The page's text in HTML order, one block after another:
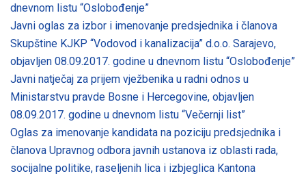
dnevnom listu “Oslobođenje”
Javni oglas za izbor i imenovanje predsjednika i članova
Skupštine KJKP “Vodovod i kanalizacija” d.o.o. Sarajevo,
objavljen 08.09.2017. godine u dnevnom listu “Oslobođenje”
Javni natječaj za prijem vježbenika u radni odnos u
Ministarstvu pravde Bosne i Hercegovine, objavljen
08.09.2017. godine u dnevnom listu “Večernji list”
Oglas za imenovanje kandidata na poziciju predsjednika i
članova Upravnog odbora javnih ustanova iz oblasti rada,
socijalne politike, raseljenih lica i izbjeglica Kantona